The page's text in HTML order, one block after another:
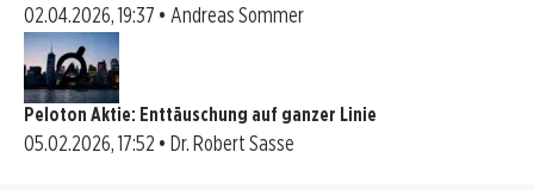
02.04.2026, 19:37 • Andreas Sommer
Peloton Aktie: Enttäuschung auf ganzer Linie
05.02.2026, 17:52 • Dr. Robert Sasse